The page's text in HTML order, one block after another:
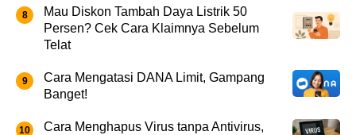
Mau Diskon Tambah Daya Listrik 50
Persen? Cek Cara Klaimnya Sebelum
Telat
Cara Mengatasi DANA Limit, Gampang
Banget!
Cara Menghapus Virus tanpa Antivirus,